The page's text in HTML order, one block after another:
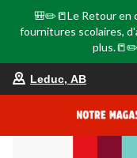
🎒✏️📒Le Retour en
fournitures scolaires,
Leduc, AB